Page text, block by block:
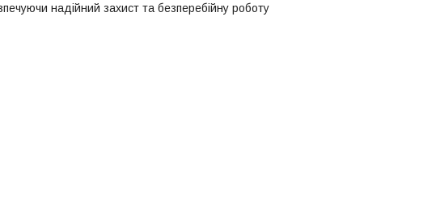
надійний захист та безперебійну роботу